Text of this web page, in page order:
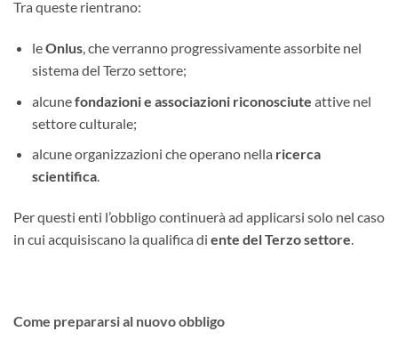
Tra queste rientrano:
leOnlus, che verranno progressivamente assorbite nel
sistema del Terzo settore;
alcunefondazioni e associazioni riconosciute attive nel
settore culturale;
alcune organizzazioni che operano nella ricerca
scientifica.
Per questi enti l’obbligo continuerà ad applicarsi solo nel caso
in cui acquisiscano la qualifica di ente del Terzo settore.
Come prepararsi al nuovo obbligo